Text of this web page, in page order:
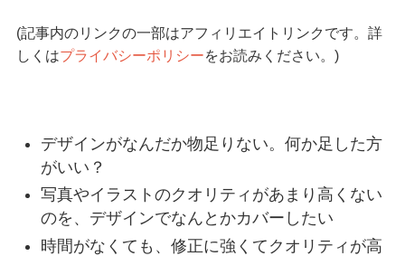
(記事内のリンクの一部はアフィリエイトリンクです。詳
しくはプライバシーポリシーをお読みください。)
デザインがなんだか物足りない。何か足した方
がいい？
写真やイラストのクオリティがあまり高くない
のを、デザインでなんとかカバーしたい
時間がなくても、修正に強くてクオリティが高